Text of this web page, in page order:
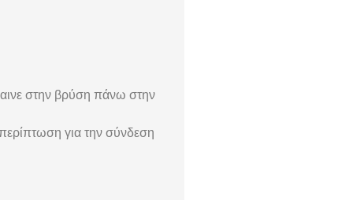
στην βρύση πάνω στην
για την σύνδεση